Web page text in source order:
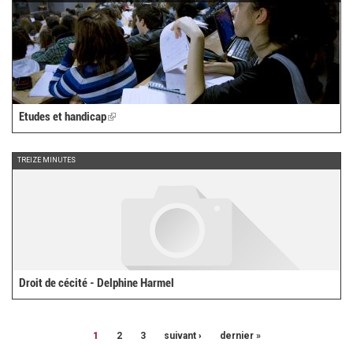
Etudes et handicap(link
TREIZE MINUTES
Droit de cécité - Delphine Harmel
1 2 3 suivant › dernier »